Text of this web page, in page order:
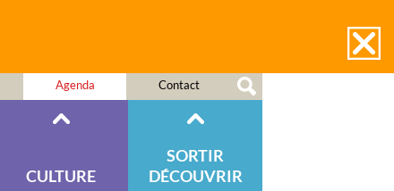
Agenda Contact
CULTURE
SORTIR
DÉCOUVRIR